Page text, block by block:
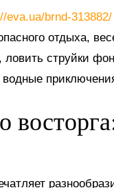
eva.ua/brnd-313882/
отдыха,
ловить струйки